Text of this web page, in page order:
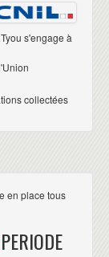
s'engage à
collectées
en place tous
PERIODE